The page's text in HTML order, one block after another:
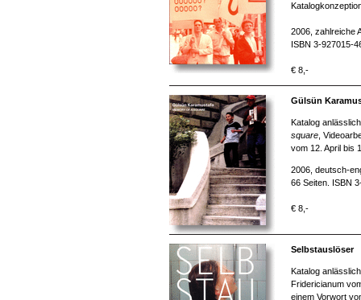
2006, zahlreiche
ISBN 3-927015-
€ 8,-
Gülsün
Katalog
square ,
vom 12. April bis
2006, deutsch-
66 Seiten. ISBN
€ 8,-
Selbstauslöser
Katalog
Fridericianum
einem Vorwort